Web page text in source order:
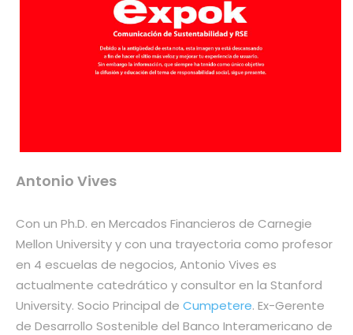
Antonio Vives
Con un Ph.D. en Mercados Financieros de Carnegie
Mellon University y con una trayectoria como profesor
en 4 escuelas de negocios, Antonio Vives es
actualmente catedrático y consultor en la Stanford
University. Socio Principal de Cumpetere. Ex-Gerente
de Desarrollo Sostenible del Banco Interamericano de